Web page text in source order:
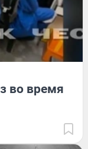
во время